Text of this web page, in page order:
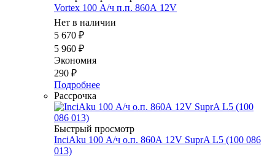
Vortex 100 А/ч п.п. 860А 12V
Нет в наличии
5 670 ₽
5 960 ₽
Экономия
290 ₽
Подробнее
Рассрочка
Быстрый просмотр
InciAku 100 А/ч о.п. 860А 12V SuprA L5 (100 086
013)